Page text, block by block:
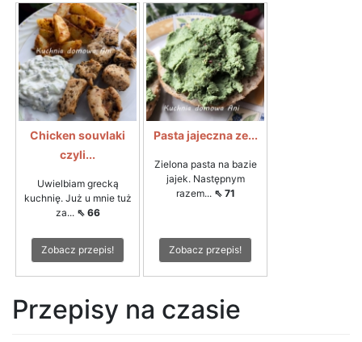
Chicken souvlaki
czyli...
Uwielbiam grecką
kuchnię. Już u mnie tuż
za... ⇖ 66
Zobacz przepis!
Pasta jajeczna ze...
Zielona pasta na bazie
jajek. Następnym
razem... ⇖ 71
Zobacz przepis!
Przepisy na czasie